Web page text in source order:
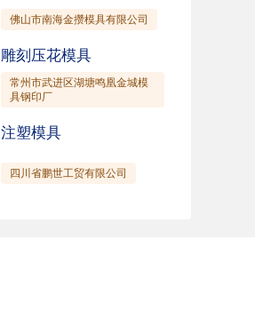
佛山市南海金攒模具有限公司
雕刻压花模具
常州市武进区湖塘鸣凰金城模
具钢印厂
注塑模具
四川省鹏世工贸有限公司